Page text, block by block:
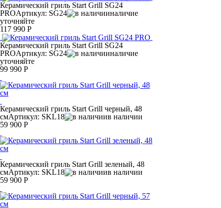
Керамический гриль Start Grill SG24
PROАртикул: SG24
наличие
уточняйте
117 990 Р
Керамический гриль Start Grill SG24
PROАртикул: SG24
наличие
уточняйте
99 990 Р
Керамический гриль Start Grill черный, 48
смАртикул: SKL18
в наличии
59 900 Р
Керамический гриль Start Grill зеленый, 48
смАртикул: SKL18
в наличии
59 900 Р